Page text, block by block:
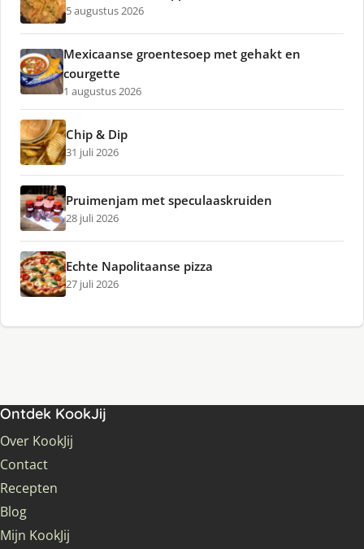
5 augustus 2026
Mexicaanse groentesoep met gehakt en
courgette
1 augustus 2026
Chip & Dip
31 juli 2026
Pruimenjam met speculaaskruiden
28 juli 2026
Echte Napolitaanse pizza
27 juli 2026
Ontdek KookJij
Over KookJij
Contact
Recepten
Blog
Mijn KookJij